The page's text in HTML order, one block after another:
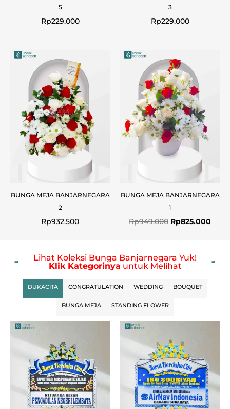
5
Rp229.000
3
Rp229.000
BUNGA MEJA BANJARNEGARA
2
Rp932.500
BUNGA MEJA BANJARNEGARA
1
Rp949.000
price
was:
Rp949.000.
Rp825.000
Lihat Koleksi Bunga Banjarnegara Yuk!
Klik Kategorinya untuk Melihat
DUKACITA CONGRATULATION WEDDING BOUQUET
BUNGA MEJA STANDING FLOWER